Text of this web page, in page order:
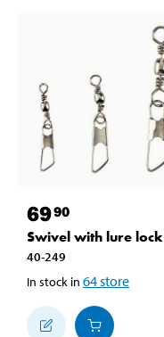
6990
Swivel with lure lock
40-249
In stock in 64store